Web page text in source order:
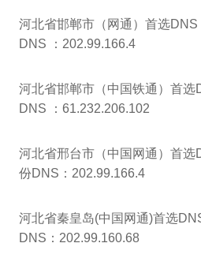
河北省邯郸市（网通）首选
DNS ：202.99.166.4
河北省邯郸市（中国铁通）首选
DNS ：61.232.206.102
河北省邢台市（中国网通）首选
份DNS：202.99.166.4
河北省秦皇岛(中国网通)首选
DNS：202.99.160.68